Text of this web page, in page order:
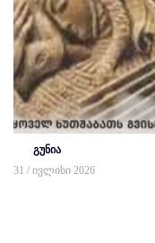
გუნია
31 / ივლისი 2026